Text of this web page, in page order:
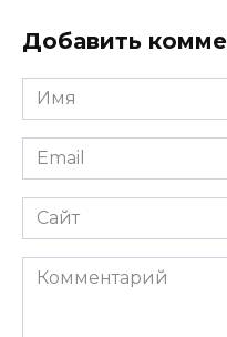
Добавить
Имя
*
Email
*
Сайт
Комментарий